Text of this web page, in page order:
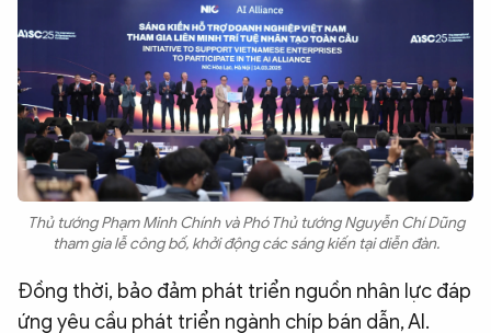
Thủ tướng Phạm Minh Chính và Phó Thủ tướng Nguyễn Chí Dũng
tham gia lễ công bố, khởi động các sáng kiến tại diễn đàn.
Đồng thời, bảo đảm phát triển nguồn nhân lực đáp
ứng yêu cầu phát triển ngành chíp bán dẫn, AI.